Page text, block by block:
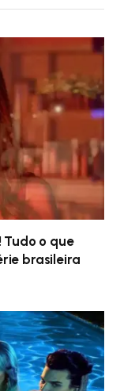
Tudo o que
brasileira